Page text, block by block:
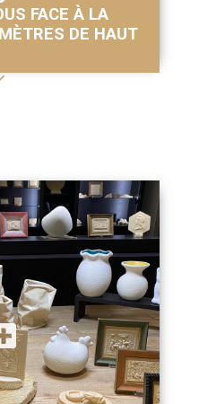
FACE À LA
DE HAUT